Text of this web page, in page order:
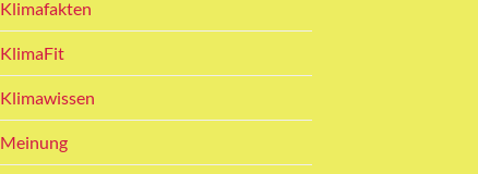
Klimafakten
KlimaFit
Klimawissen
Meinung